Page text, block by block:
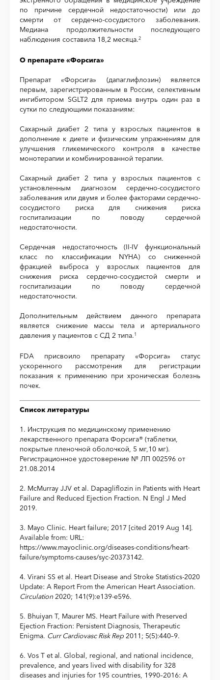
по причине сердечной недостаточности) или до
смерти от сердечно-сосудистого заболевания.
Медиана продолжительности последующего
наблюдения составила 18,2 месяца.2
О препарате «Форсига»
Препарат «Форсига» (дапаглифлозин) является
первым, зарегистрированным в России, селективным
ингибитором SGLT2 для приема внутрь один раз в
сутки по следующими показаниям:
Сахарный диабет 2 типа у взрослых пациентов в
дополнение к диете и физическим упражнениям для
улучшения гликемического контроля в качестве
монотерапии и комбинированной терапии.
Сахарный диабет 2 типа у взрослых пациентов с
установленным диагнозом сердечно-сосудистого
заболевания или двумя и более факторами сердечно-
сосудистого риска для снижения риска
госпитализации по поводу сердечной
недостаточности.
Сердечная недостаточность (II-IV функциональный
класс по классификации NYHA) со сниженной
фракцией выброса у взрослых пациентов для
снижения риска сердечно-сосудистой смерти и
госпитализации по поводу сердечной
недостаточности.
Дополнительным действием данного препарата
является снижение массы тела и артериального
давления у пациентов с СД 2 типа.1
FDA присвоило препарату «Форсига» статус
ускоренного рассмотрения для регистрации
показания к применению при хроническая болезнь
почек.
Список литературы
1. Инструкция по медицинскому применению
лекарственного препарата Форсига® (таблетки,
покрытые пленочной оболочкой, 5 мг,10 мг).
Регистрационное удостоверение № ЛП 002596 от
21.08.2014
2. McMurray JJV et al. Dapagliflozin in Patients with Heart
Failure and Reduced Ejection Fraction. N Engl J Med
2019.
3. Mayo Clinic. Heart failure; 2017 [cited 2019 Aug 14].
Available from: URL:
https://www.mayoclinic.org/diseases-conditions/heart-
failure/symptoms-causes/syc-20373142.
4. Virani SS et al. Heart Disease and Stroke Statistics-2020
Update: A Report From the American Heart Association.
Circulation 2020; 141(9):e139-e596.
5. Bhuiyan T, Maurer MS. Heart Failure with Preserved
Ejection Fraction: Persistent Diagnosis, Therapeutic
Enigma. Curr Cardiovasc Risk Rep 2011; 5(5):440–9.
6. Vos T et al. Global, regional, and national incidence,
prevalence, and years lived with disability for 328
diseases and injuries for 195 countries, 1990–2016: A